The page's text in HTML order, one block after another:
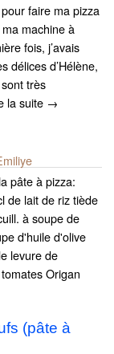
faire ma pizza
ma machine à
fois, j’avais
délices d’Hélène,
très
la suite →
pâte à pizza:
de lait de riz tiède
à soupe de
d'huile d'olive
levure de
Origan
(pâte à